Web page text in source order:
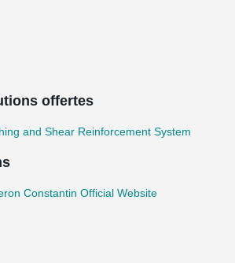
offertes
and Shear Reinforcement System
Constantin Official Website